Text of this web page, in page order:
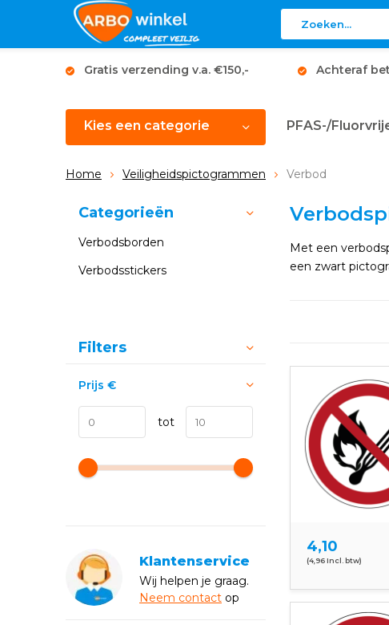
Gratis verzending v.a. €150,- Achteraf
Kies een categorie PFAS-/
Home Veiligheidspictogrammen Verbod
Met een
een zwart
4,10
(4,96 Incl. btw)
Categorieën
Verbodsborden
Verbodsstickers
Sorteren op:
Filters
Prijs €
tot
Klantenservice
Wij helpen je graag.
Neem contact op